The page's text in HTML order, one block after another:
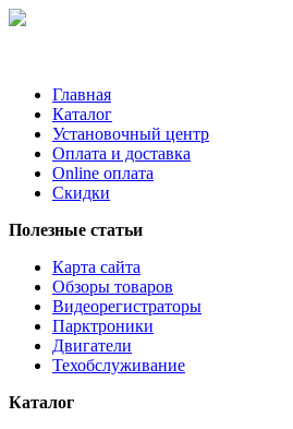
Главная
Каталог
Установочный центр
Оплата и доставка
Online оплата
Скидки
Полезные статьи
Карта сайта
Обзоры товаров
Видеорегистраторы
Парктроники
Двигатели
Техобслуживание
Каталог